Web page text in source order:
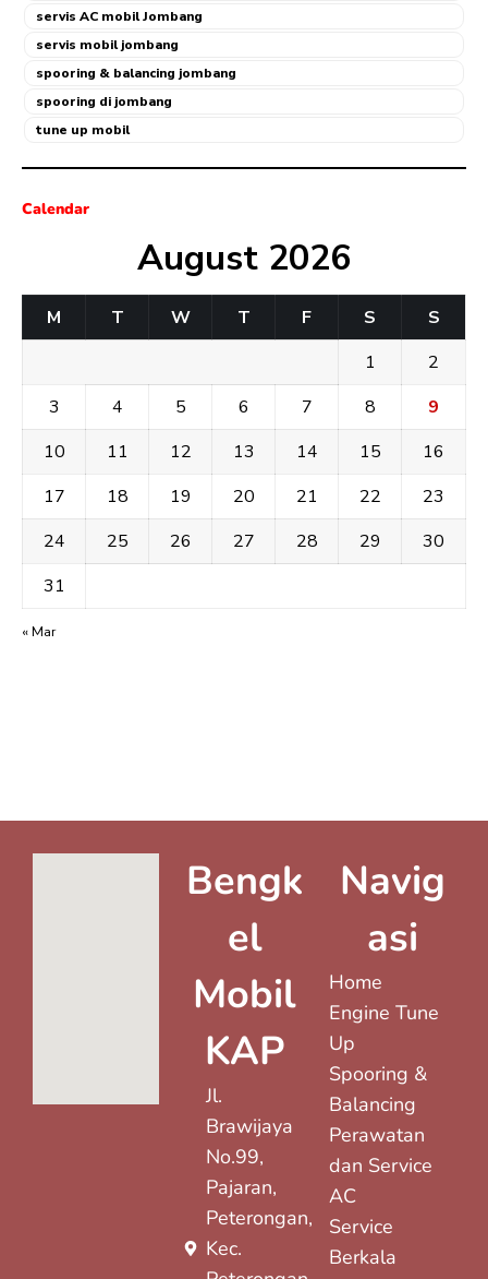
servis AC mobil Jombang
servis mobil jombang
spooring & balancing jombang
spooring di jombang
tune up mobil
Calendar
August 2026
M T W T F S
S
1
2
3
4 5 6 7 8
9
10
11 12 13 14 15
16
17
18 19 20 21 22
23
24
25 26 27 28 29
30
31
« Mar
Bengk
el
Mobil
KAP
Jl.
Brawijaya
No.99,
Pajaran,
Peterongan,
Kec.
Navig
asi
Home
Engine Tune
Up
Spooring &
Balancing
Perawatan
dan Service
AC
Service
Berkala